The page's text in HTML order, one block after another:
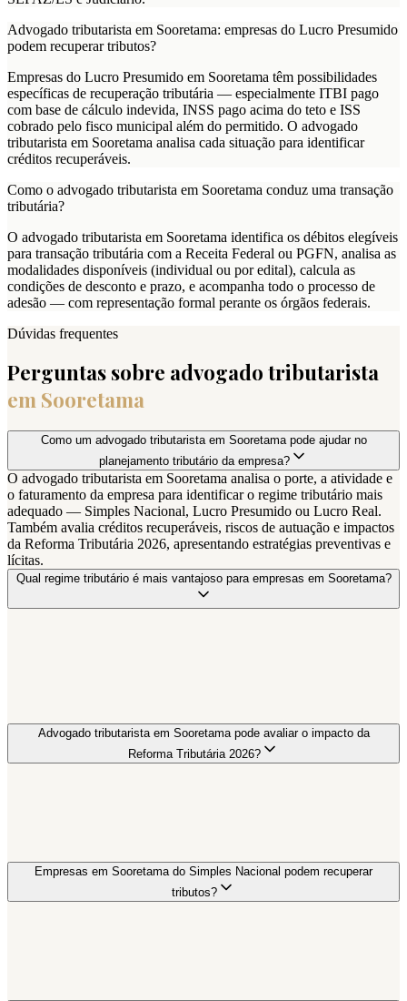
Advogado tributarista em Sooretama: empresas do Lucro Presumido
podem recuperar tributos?
Empresas do Lucro Presumido em Sooretama têm possibilidades
específicas de recuperação tributária — especialmente ITBI pago
com base de cálculo indevida, INSS pago acima do teto e ISS
cobrado pelo fisco municipal além do permitido. O advogado
tributarista em Sooretama analisa cada situação para identificar
créditos recuperáveis.
Como o advogado tributarista em Sooretama conduz uma transação
tributária?
O advogado tributarista em Sooretama identifica os débitos elegíveis
para transação tributária com a Receita Federal ou PGFN, analisa as
modalidades disponíveis (individual ou por edital), calcula as
condições de desconto e prazo, e acompanha todo o processo de
adesão — com representação formal perante os órgãos federais.
Dúvidas frequentes
Perguntas sobre advogado tributarista
em Sooretama
Como um advogado tributarista em Sooretama pode ajudar no
planejamento tributário da empresa?
O advogado tributarista em Sooretama analisa o porte, a atividade e
o faturamento da empresa para identificar o regime tributário mais
adequado — Simples Nacional, Lucro Presumido ou Lucro Real.
Também avalia créditos recuperáveis, riscos de autuação e impactos
da Reforma Tributária 2026, apresentando estratégias preventivas e
lícitas.
Qual regime tributário é mais vantajoso para empresas em Sooretama?
Advogado tributarista em Sooretama pode avaliar o impacto da
Reforma Tributária 2026?
Empresas em Sooretama do Simples Nacional podem recuperar
tributos?